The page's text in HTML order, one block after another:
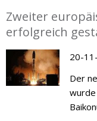
Zweiter
erfolgreich
20-
Der